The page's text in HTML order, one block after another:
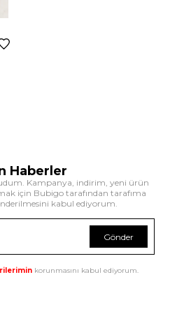
Haberler
Kampanya, indirim, yeni ürün
için Bubigo tarafından tarafıma
kabul ediyorum.
Gönder
korunmasını kabul ediyorum.